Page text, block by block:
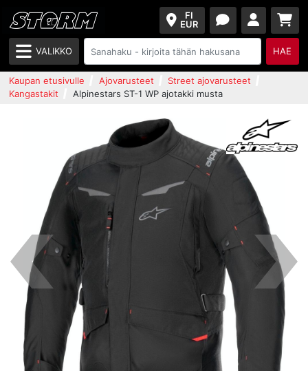
FI
EUR
VALIKKO HAE
Kaupan etusivulle Ajovarusteet
Street ajovarusteet
Kangastakit
Alpinestars ST-1 WP ajotakki musta